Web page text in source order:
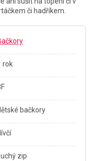
či hadříkem.
rok
bačkory
zip